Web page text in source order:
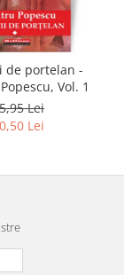
de portelan -
Vol. 1
Lei
Lei